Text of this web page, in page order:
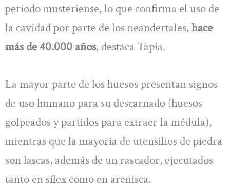
periodo musteriense, lo que confirma el uso de
la cavidad por parte de los neandertales,hace
más de 40.000 años, destaca Tapia.
La mayor parte de los huesos presentan signos
de uso humano para su descarnado (huesos
golpeados y partidos para extraer la médula),
mientras que la mayoría de utensilios de piedra
son lascas, además de un rascador, ejecutados
tanto en sílex como en arenisca.